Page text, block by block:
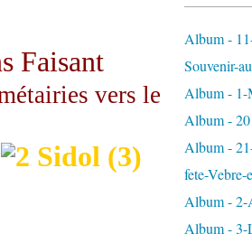
Faisant
vers le
Album -
Souvenir-
Album - 1-
Album -
Album -
fete-
Album - 2-
Album - 3-